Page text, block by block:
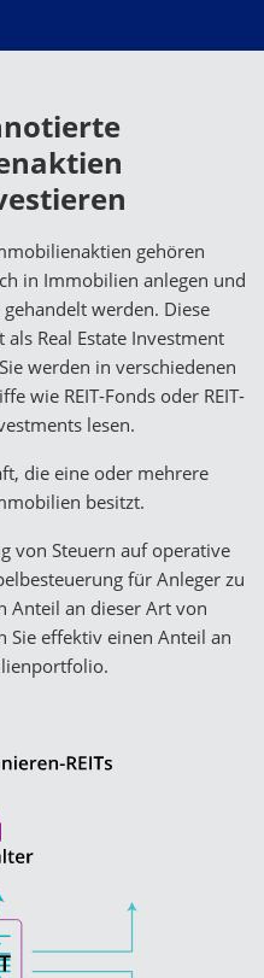
gehören
in Immobilien anlegen und
werden. Diese
Real Estate Investment
werden in verschiedenen
wie REIT-Fonds oder REIT-
lesen.
die eine oder mehrere
besitzt.
von Steuern auf operative
für Anleger zu
Anteil an dieser Art von
Sie effektiv einen Anteil an